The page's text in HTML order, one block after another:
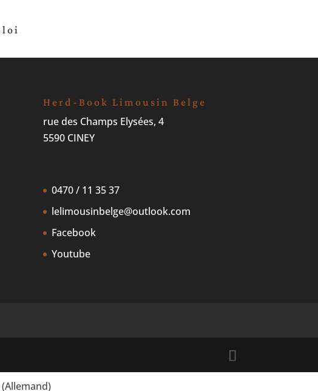
Herd-Book Limousin Belge
rue des Champs Elysées, 4
5590 CINEY
0470 / 11 35 37
lelimousinbelge@outlook.com
Facebook
Youtube
(Allemand)